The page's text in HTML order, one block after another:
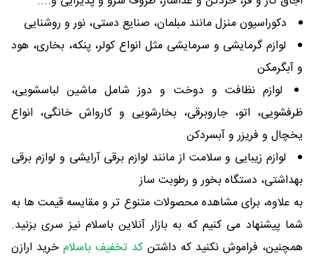
دکوراسیون منزل مانند مبلمان، صنایع دستی، نور و روشنایی
لوازم گرمایشی و سرمایشی مثل انواع کولر، پنکه، بخاری، هود
و آبگرمکن
لوازم نظافت و دوخت و دوز شامل ماشین لباسشویی،
ظرفشویی، اتو، جاروبرقی، بخارشویی و کارواش خانگی، انواع
یخچال و فریزر و آبسردکن
لوازم زیبایی و سلامت از مانند لوازم برقی آرایشی و لوازم برقی
بهداشتی، دستگاه بخور و رطوبت ساز
به علاوه، برای مشاهده محصولات متنوع تر و مقایسه قیمت ها به
شما پیشنهاد می کنیم که به بازار آنلاین باسلام نیز سری بزنید.
همچنین، فراموش نکنید که داشتن کد تخفیف باسلام خرید ارازن